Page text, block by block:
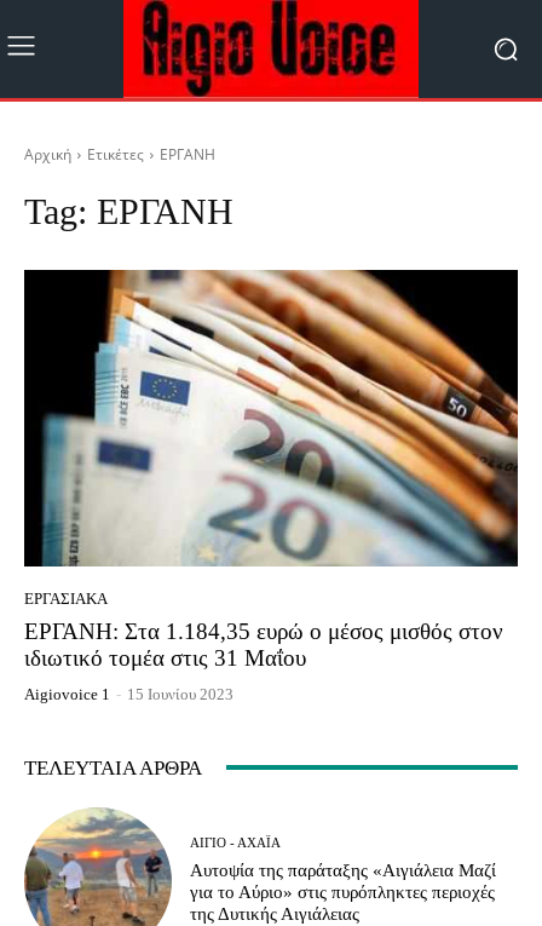
Αρχική Ετικέτες ΕΡΓΑΝΗ
Tag: ΕΡΓΑΝΗ
ΕΡΓΑΣΙΑΚΆ
ΕΡΓΑΝΗ: Στα 1.184,35 ευρώ ο μέσος μισθός στον
ιδιωτικό τομέα στις 31 Μαΐου
Aigiovoice 1 - 15 Ιουνίου 2023
ΤΕΛΕΥΤΑΊΑ ΆΡΘΡΑ
ΑΊΓΙΟ - ΑΧΑΪ́Α
Αυτοψία της παράταξης «Αιγιάλεια Μαζί
για το Αύριο» στις πυρόπληκτες περιοχές
της Δυτικής Αιγιάλειας